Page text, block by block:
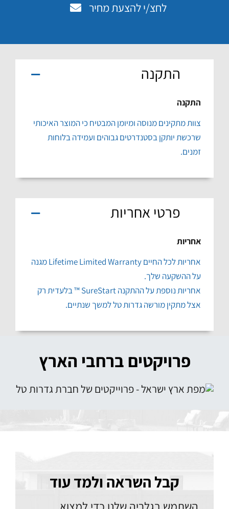
לחצ/י להצעת מחיר
התקנה
התקנה
צוות מתקינים מנוסה ומיומן המבטיח כי המוצר האיכותי
שרכשת יותקן בסטנדרטים גבוהים ועמידה בלוחות
זמנים.
פרטי אחריות
אחריות
אחריות לכל החיים Lifetime Limited Warranty מגנה
על ההשקעה שלך.
אחריות נוספת על ההתקנה SureStart ™ בלעדית רק
אצל מתקין מורשה גדרות טל למשך שנתיים.
פרויקטים ברחבי הארץ
קבל השראה ולמד עוד